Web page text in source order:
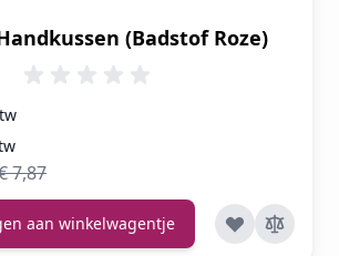
(Badstof Roze)
7,87
aan winkelwagentje